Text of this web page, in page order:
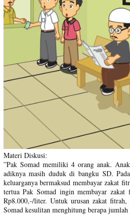
Materi Diskusi:
”Pak Somad memiliki 4 orang anak.
adiknya masih duduk di bangku SD.
keluarganya bermaksud membayar zakat
tertua Pak Somad ingin membayar
Rp8.000,-/liter. Untuk urusan zakat fitrah,
Somad kesulitan menghitung berapa